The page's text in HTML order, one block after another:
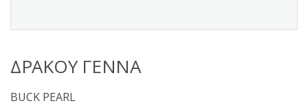
ΔΡΑΚΟΥ ΓΕΝΝΑ
BUCK PEARL